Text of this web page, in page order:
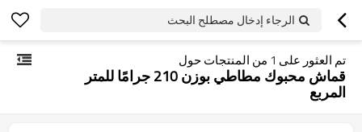
الرجاء إدخال مصطلح البحث
تم العثور على 1 من المنتجات حول
قماش محبوك مطاطي بوزن 210 جرامًا للمتر
المربع